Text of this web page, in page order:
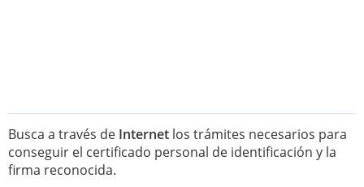
Busca a través de Internet los trámites necesarios para
conseguir el certificado personal de identificación y la
firma reconocida.